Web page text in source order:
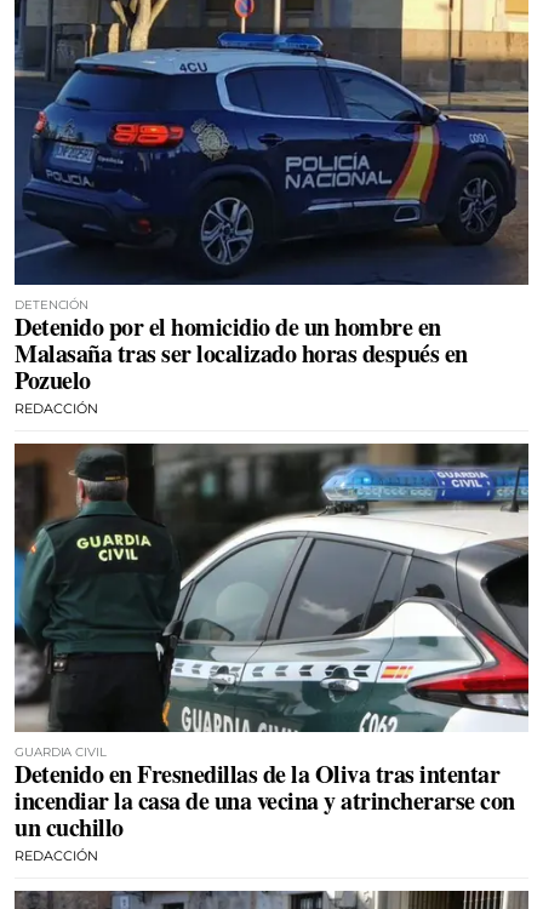
DETENCIÓN
Detenido por el homicidio de un hombre en
Malasaña tras ser localizado horas después en
Pozuelo
REDACCIÓN
GUARDIA CIVIL
Detenido en Fresnedillas de la Oliva tras intentar
incendiar la casa de una vecina y atrincherarse con
un cuchillo
REDACCIÓN